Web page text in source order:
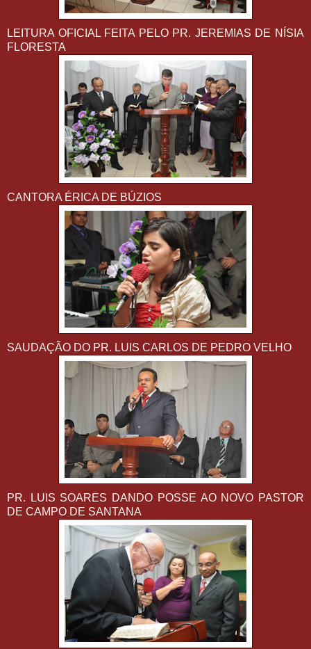
LEITURA OFICIAL FEITA PELO PR. JEREMIAS DE NÍSIA
FLORESTA
CANTORA ÉRICA DE BÚZIOS
SAUDAÇÃO DO PR. LUIS CARLOS DE PEDRO VELHO
PR. LUIS SOARES DANDO POSSE AO NOVO PASTOR
DE CAMPO DE SANTANA